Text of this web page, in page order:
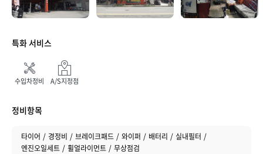
특화 서비스
수입차정비 A/S지정점
정비항목
타이어 경정비 브레이크패드 와이퍼 배터리
실내필터
엔진오일세트
휠얼라이먼트 무상점검